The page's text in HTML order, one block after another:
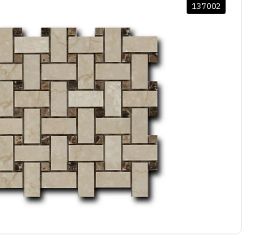
137002